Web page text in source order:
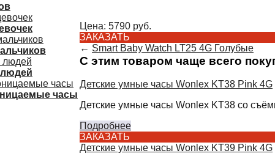
часы
Цена: 5790 руб.
ЗАКАЗАТЬ
← Smart Baby Watch LT25 4G Голубые
С этим товаром чаще всего
Детские умные часы Wonlex KT38 Pink 4G
Детские умные часы Wonlex KT38 со
Подробнее
ЗАКАЗАТЬ
Детские умные часы Wonlex KT39 Pink 4G